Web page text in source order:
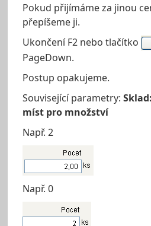
Pokud přijímáme za jinou
přepíšeme ji.
Ukončení F2 nebo tlačítko
PageDown.
Postup opakujeme.
Související parametry:
míst pro množství
Např. 2
Např. 0